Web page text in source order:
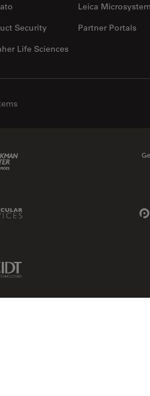
Leica
Security
Partner Portals
Life Sciences
Devices Link
Link